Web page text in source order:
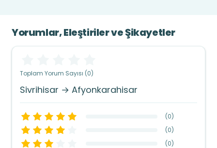
Yorumlar, Eleştiriler ve Şikayetler
Toplam Yorum Sayısı (0)
Sivrihisar → Afyonkarahisar
(0)
(0)
(0)